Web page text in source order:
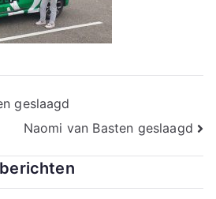
geslaagd
Naomi van Basten geslaagd